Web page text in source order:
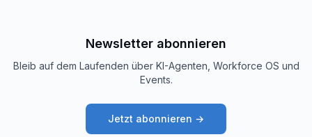
Newsletter abonnieren
Bleib auf dem Laufenden über KI-Agenten, Workforce OS und
Events.
Jetzt abonnieren →